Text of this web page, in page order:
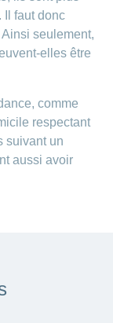
Il faut donc
seulement,
elles être
comme
respectant
suivant un
aussi avoir